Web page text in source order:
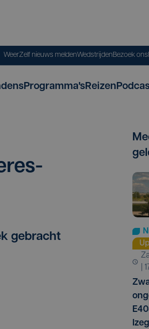
WeerZelf nieuws meldenWedstrijdenBezoek ons
Programma'sReizen
gebracht
za 1 augustus
|